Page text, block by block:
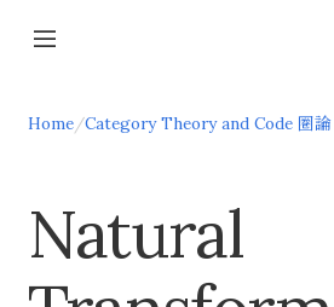
Home/Category Theory and Code 圏論
Natural